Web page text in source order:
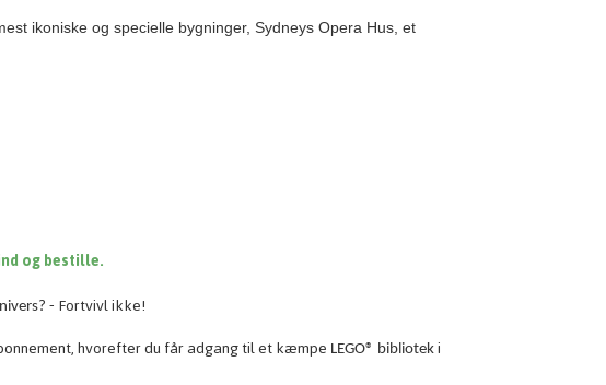
ikoniske og specielle bygninger, Sydneys Opera Hus, et
og bestille.
- Fortvivl ikke!
hvorefter du får adgang til et kæmpe LEGO® bibliotek i